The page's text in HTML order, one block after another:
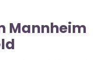
Mannheim